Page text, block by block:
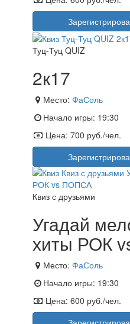
Туц-Туц QUIZ
2к17
Место: ФаСоль
Начало игры: 19:30
Цена: 700 руб./чел.
Квиз с друзьями
Угадай
хиты РОК
Место: ФаСоль
Начало игры: 19:30
Цена: 600 руб./чел.